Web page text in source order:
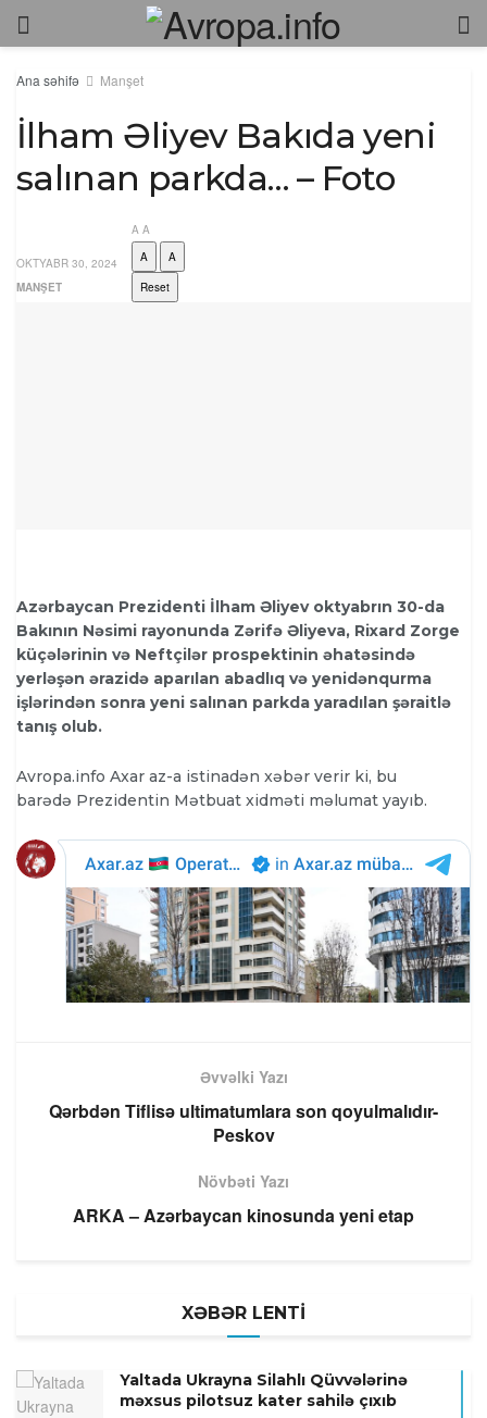
Ana səhifə Manşet
İlham Əliyev Bakıda yeni
salınan parkda… – Foto
OKTYABR 30, 2024
MANŞET
A A
A
A
Reset
Azərbaycan Prezidenti İlham Əliyev oktyabrın 30-da
Bakının Nəsimi rayonunda Zərifə Əliyeva, Rixard Zorge
küçələrinin və Neftçilər prospektinin əhatəsində
yerləşən ərazidə aparılan abadlıq və yenidənqurma
işlərindən sonra yeni salınan parkda yaradılan şəraitlə
tanış olub.
Avropa.info Axar az-a istinadən xəbər verir ki, bu
barədə Prezidentin Mətbuat xidməti məlumat yayıb.
Əvvəlki Yazı
Qərbdən Tiflisə ultimatumlara son qoyulmalıdır-
Peskov
Növbəti Yazı
ARKA – Azərbaycan kinosunda yeni etap
XƏBƏR LENTİ
Yaltada Ukrayna Silahlı Qüvvələrinə
məxsus pilotsuz kater sahilə çıxıb